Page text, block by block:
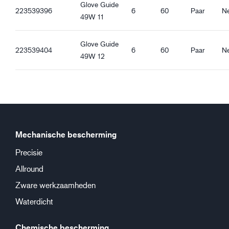
223539396
Glove Guide
49W 11
6 60 Paar
223539404
Glove Guide
49W 12
6 60 Paar
Mechanische bescherming
Precisie
Allround
Zware werkzaamheden
Waterdicht